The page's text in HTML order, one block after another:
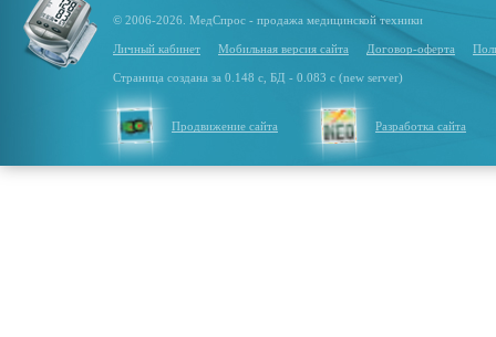
© 2006-2026. МедСпрос - продажа медицинской техники
Личный кабинет Мобильная версия сайта Договор-оферта
Страница создана за 0.148 с, БД - 0.083 с (new server)
Продвижение сайта Разработка сайта